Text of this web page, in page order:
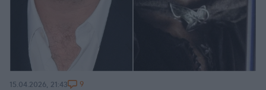
15.04.2026, 21:43 9